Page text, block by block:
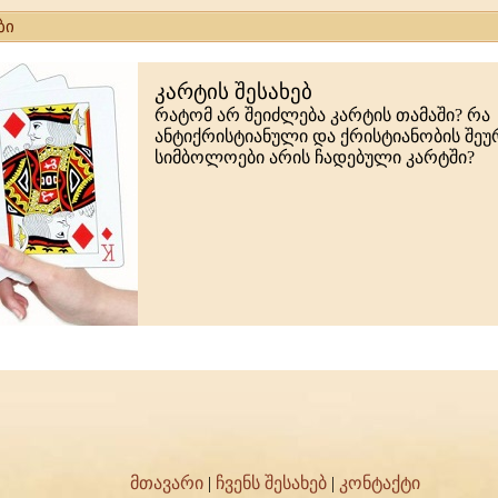
კარტის შესახებ
რატომ არ შეიძლება კარტის თამაში? რა
ანტიქრისტიანული და ქრისტიანობის
სიმბოლოები არის ჩადებული კარტში?
მთავარი | ჩვენს შესახებ | კონტაქტი